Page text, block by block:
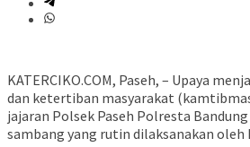
KATERCIKO.COM, Paseh, – Upaya
dan ketertiban masyarakat
jajaran Polsek Paseh Polresta
sambang yang rutin dilaksanakan